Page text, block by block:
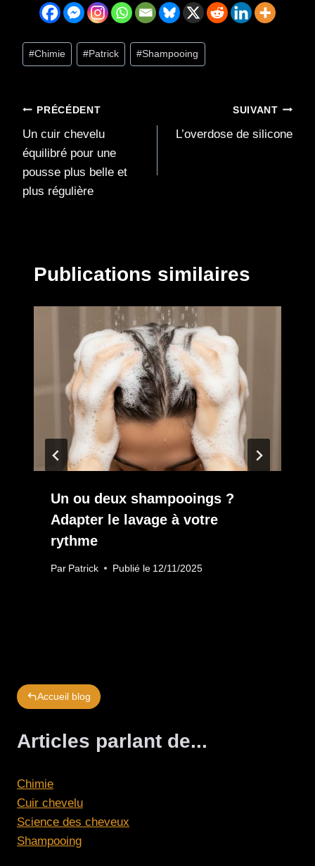
Étiquettes
de
publication :
#Chimie #Patrick #Shampooing
Navigation
de
l’article
PRÉCÉDENT
Un cuir chevelu
équilibré pour une
pousse plus belle et
plus régulière
SUIVANT
L’overdose de silicone
Publications similaires
Un ou deux shampooings ?
Adapter le lavage à votre
rythme
Par Patrick Publié le 12/11/2025
Accueil blog
Articles parlant de...
Chimie
Cuir chevelu
Science des cheveux
Shampooing